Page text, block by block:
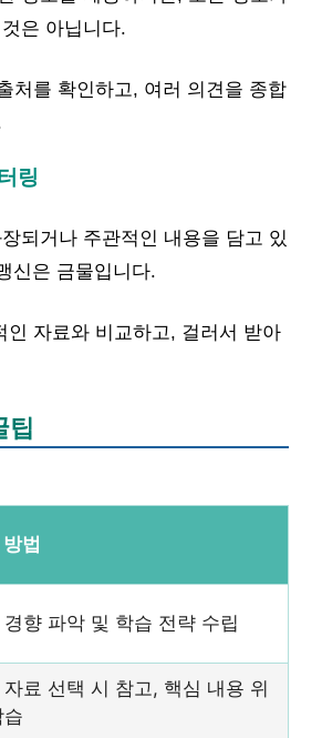
은 아닙니다.
처를 확인하고, 여러 의견을 종합
링
되거나 주관적인 내용을 담고 있
신은 금물입니다.
인 자료와 비교하고, 걸러서 받아
팁
법
경향 파악 및 학습 전략 수립
자료 선택 시 참고, 핵심 내용 위
습